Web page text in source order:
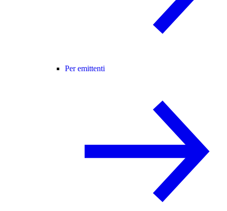
Per emittenti